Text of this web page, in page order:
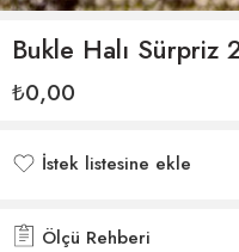
Bukle Halı Sürpriz
₺0,00
İstek listesine ekle
Ölçü Rehberi